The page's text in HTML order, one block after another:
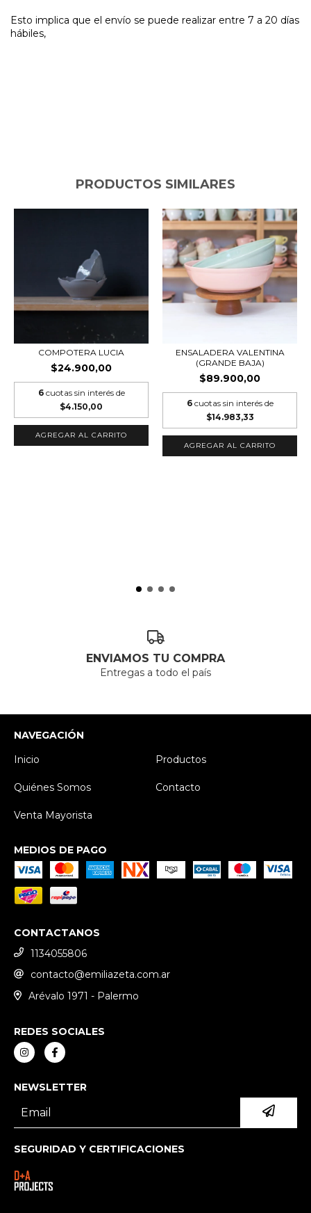
Esto implica que el envío se puede realizar entre 7 a 20 días
hábiles,
PRODUCTOS SIMILARES
COMPOTERA LUCIA
$24.900,00
6 cuotas sin interés de
$4.150,00
AGREGAR AL CARRITO
ENSALADERA VALENTINA
(GRANDE BAJA)
$89.900,00
6 cuotas sin interés de
$14.983,33
AGREGAR AL CARRITO
ENVIAMOS TU COMPRA
Entregas a todo el país
NAVEGACIÓN
Inicio
Productos
Quiénes Somos Contacto
Venta Mayorista
MEDIOS DE PAGO
CONTACTANOS
1134055806
contacto@emiliazeta.com.ar
Arévalo 1971 - Palermo
REDES SOCIALES
NEWSLETTER
SEGURIDAD Y CERTIFICACIONES